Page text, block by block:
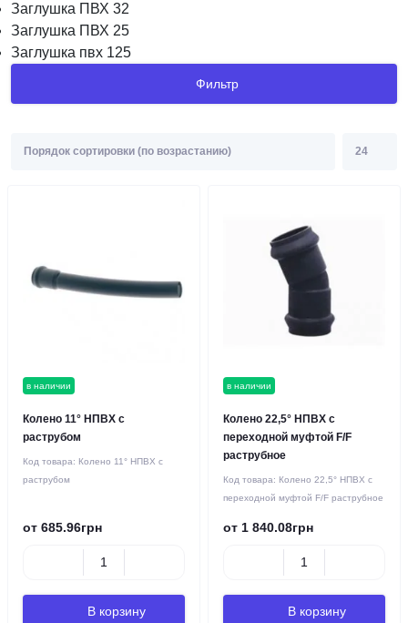
Заглушка ПВХ 32
Заглушка ПВХ 25
Заглушка пвх 125
Фильтр
в наличии
Колено 11° НПВХ с
раструбом
Код товара: Колено 11° НПВХ с
раструбом
от 685.96грн
В корзину
в наличии
Колено 22,5° НПВХ с
переходной муфтой F/F
раструбное
Код товара: Колено 22,5° НПВХ с
переходной муфтой F/F раструбное
от 1 840.08грн
В корзину